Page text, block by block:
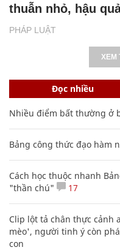
PHÁP LUẬT
thuẫn nhỏ, hậu
XEM
Đọc nhiều
Nhiều điểm bất thường ở
Bảng công thức đạo hàm
Cách học thuộc nhanh
"thần chú"
17
Clip lột tả chân thực cảnh
mèo', người tinh ý còn
con